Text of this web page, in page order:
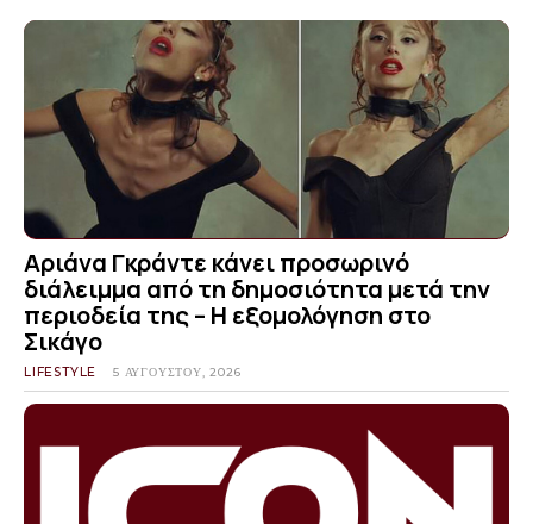
Αριάνα Γκράντε κάνει προσωρινό
διάλειμμα από τη δημοσιότητα μετά την
περιοδεία της – Η εξομολόγηση στο
Σικάγο
LIFESTYLE 5 ΑΥΓΟΎΣΤΟΥ, 2026